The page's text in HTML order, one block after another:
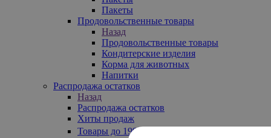
Пакеты
Продовольственные товары
Назад
Продовольственные товары
Кондитерские изделия
Корма для животных
Напитки
Распродажа остатков
Назад
Распродажа остатков
Хиты продаж
Товары до 199₽